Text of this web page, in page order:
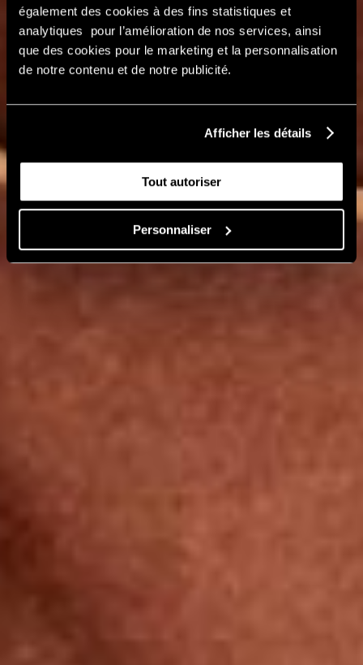
également des cookies à des fins statistiques et
analytiques pour l’amélioration de nos services, ainsi
que des cookies pour le marketing et la personnalisation
de notre contenu et de notre publicité.
Afficher les détails
Tout autoriser
Personnaliser